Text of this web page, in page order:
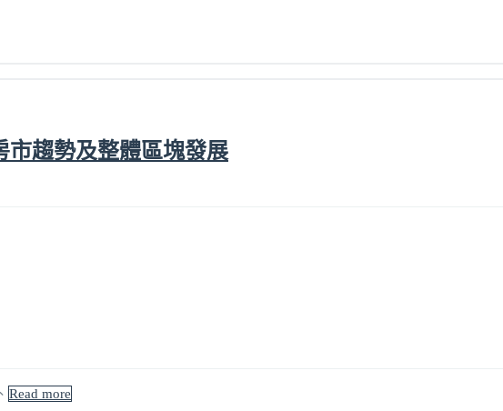
市趨勢及整體區塊發展
Read more